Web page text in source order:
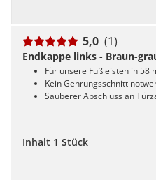
5,0 (1)
Endkappe links - Braun-
Für unsere Fußleisten in 58
Kein Gehrungsschnitt
Sauberer Abschluss an
Inhalt 1 Stück